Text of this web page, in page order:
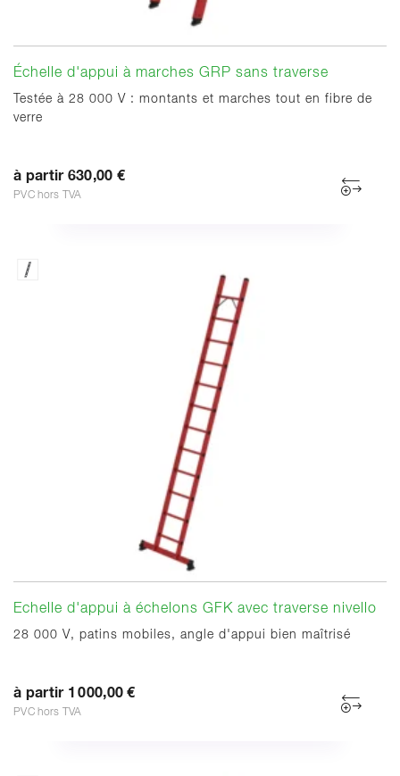
Échelle d'appui à marches GRP sans traverse
Testée à 28 000 V : montants et marches tout en fibre de
verre
à partir 630,00 €
PVC hors TVA
Echelle d'appui à échelons GFK avec traverse nivello
28 000 V, patins mobiles, angle d'appui bien maîtrisé
à partir 1 000,00 €
PVC hors TVA